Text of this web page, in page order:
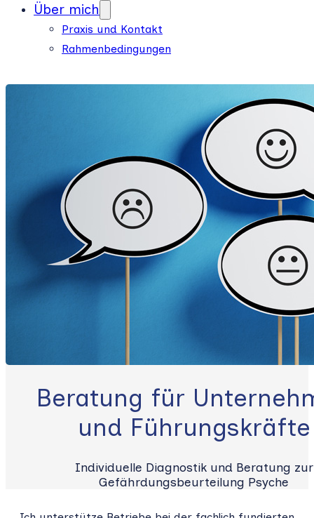
Über mich
Praxis und Kontakt
Rahmenbedingungen
Beratung für
und Führungskräfte
Individuelle Diagnostik und Beratung zur
Gefährdungsbeurteilung Psyche